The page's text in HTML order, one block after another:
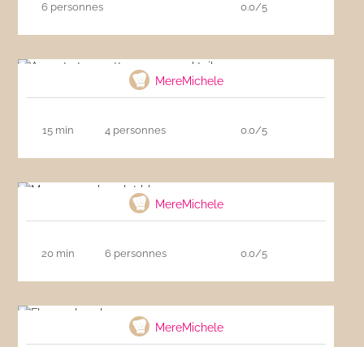
6 personnes 0.0/5
MereMichele
15 min 4 personnes 0.0/5
MereMichele
20 min 6 personnes 0.0/5
MereMichele